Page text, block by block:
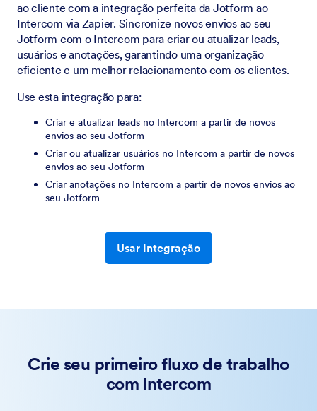
ao cliente com a integração perfeita da Jotform ao
Intercom via Zapier. Sincronize novos envios ao seu
Jotform com o Intercom para criar ou atualizar leads,
usuários e anotações, garantindo uma organização
eficiente e um melhor relacionamento com os clientes.
Use esta integração para:
Criar e atualizar leads no Intercom a partir de novos
envios ao seu Jotform
Criar ou atualizar usuários no Intercom a partir de novos
envios ao seu Jotform
Criar anotações no Intercom a partir de novos envios ao
seu Jotform
Usar Integração
Crie seu primeiro fluxo de trabalho
com Intercom